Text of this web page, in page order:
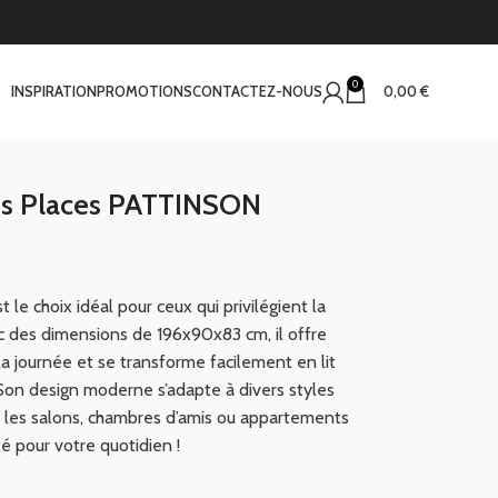
INSPIRATIONPROMOTIONSCONTACTEZ-NOUS 0 0,00€
Places PATTINSON
le choix idéal pour ceux qui privilégient la
dimensions de 196x90x83 cm, il offre
journée et se transforme facilement en lit
design moderne s’adapte à divers styles
salons, chambres d’amis ou appartements
pour votre quotidien !